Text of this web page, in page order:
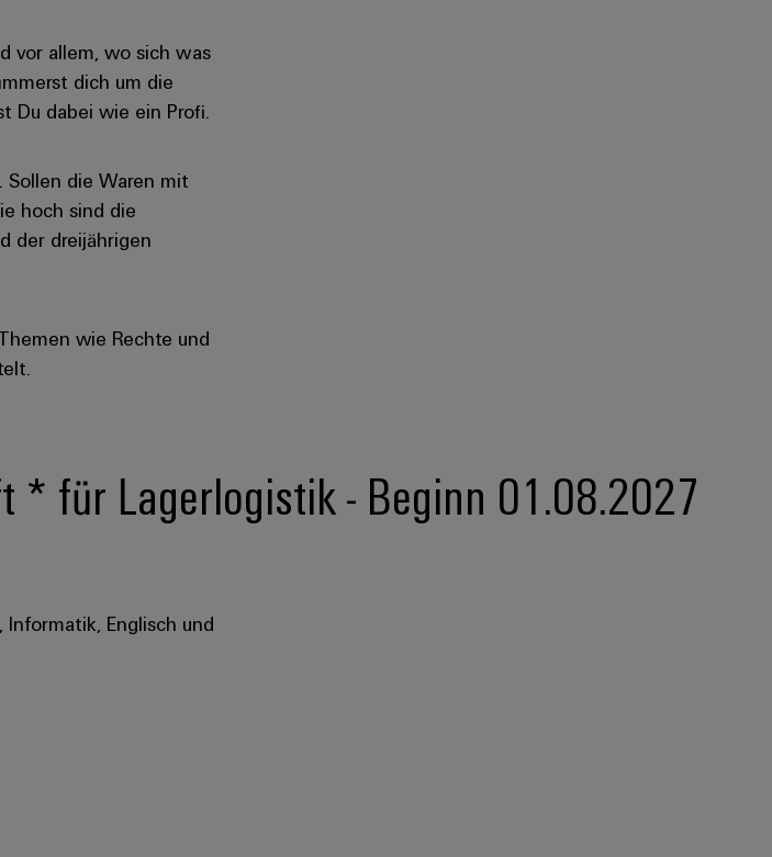
vor allem, wo sich was
dich um die
Du dabei wie ein Profi.
Sollen die Waren mit
hoch sind die
der dreijährigen
wie Rechte und
* für Lagerlogistik - Beginn 01.08.2027
Englisch und